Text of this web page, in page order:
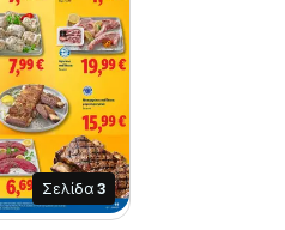
Σελίδα 3